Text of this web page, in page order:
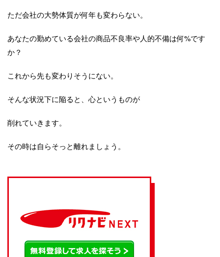
ただ会社の大勢体質が何年も変わらない。
あなたの勤めている会社の商品不良率や人的不備は何%です
か？
これから先も変わりそうにない。
そんな状況下に陥ると、心というものが
削れていきます。
その時は自らそっと離れましょう。